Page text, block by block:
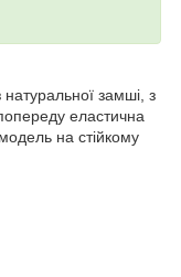
натуральної замші, з
еластична
на стійкому